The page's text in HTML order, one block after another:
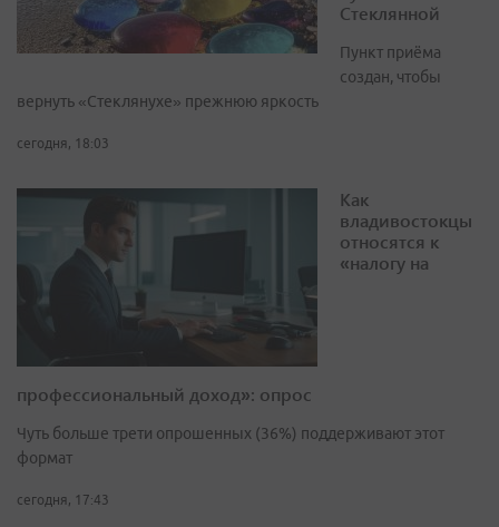
Стеклянной
Пункт приёма
создан, чтобы
вернуть «Стеклянухе» прежнюю яркость
сегодня, 18:03
Как
владивостокцы
относятся к
«налогу на
профессиональный доход»: опрос
Чуть больше трети опрошенных (36%) поддерживают этот
формат
сегодня, 17:43